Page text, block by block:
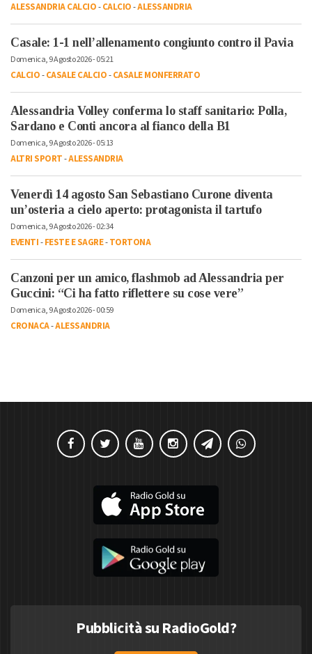
ALESSANDRIA CALCIO-CALCIO-ALESSANDRIA
Casale: 1-1 nell’allenamento congiunto contro il Pavia
Domenica, 9 Agosto 2026 - 05:21
CALCIO-CASALE CALCIO-CASALE MONFERRATO
Alessandria Volley conferma lo staff sanitario: Polla,
Sardano e Conti ancora al fianco della B1
Domenica, 9 Agosto 2026 - 05:13
ALTRI SPORT-ALESSANDRIA
Venerdì 14 agosto San Sebastiano Curone diventa
un’osteria a cielo aperto: protagonista il tartufo
Domenica, 9 Agosto 2026 - 02:34
EVENTI-FESTE E SAGRE-TORTONA
Canzoni per un amico, flashmob ad Alessandria per
Guccini: “Ci ha fatto riflettere su cose vere”
Domenica, 9 Agosto 2026 - 00:59
CRONACA-ALESSANDRIA
Pubblicità su RadioGold?